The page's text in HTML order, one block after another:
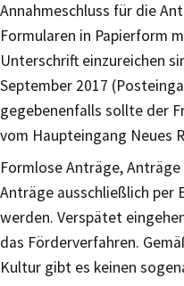
Annahmeschluss für die
Formularen in Papierform
Unterschrift einzureichen
September 2017
gegebenenfalls sollte der
vom Haupteingang Neues
Formlose Anträge,
Anträge ausschließlich per
werden. Verspätet
das Förderverfahren.
Kultur gibt es keinen